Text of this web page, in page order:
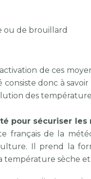
ou de brouillard
de ces
donc à
des
pour sécuriser les
français de la
Il prend la
température sèche